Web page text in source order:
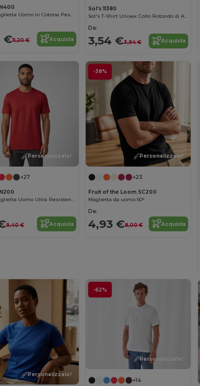
Gildan Maglietta Uomo in Cotone Pesante
€11,20 € Acquista
Sol's 11380
Sol's T-Shirt Unisex Collo Rotondo di Alta Qualità
Da:
3,54 €3,94 € Acquista
Personalizzalo!
+27
Gildan Maglietta Uomo Ultra Resistente in Cotone
9,40 € Acquista
-38%
Personalizzalo!
+23
Fruit of the Loom SC200
Maglietta da uomo 60°
Da:
4,93 €8,00 € Acquista
Personalizzalo!
-62%
Personalizzalo!
+14